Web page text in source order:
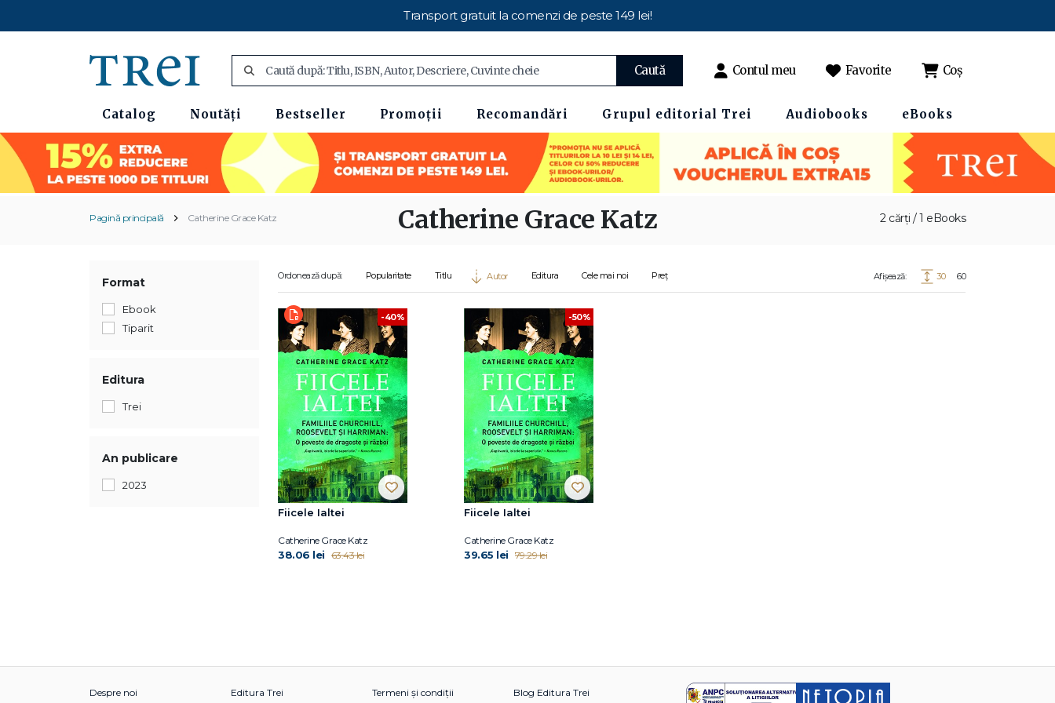
Transport gratuit la comenzi de peste 149 lei!
Caută Contul meu Favorite Coș
Catalog Noutăți Bestseller Promoții Recomandări Grupul editorial Trei Audiobooks eBooks
Pagină principală Catherine Grace Katz 2 cărți / 1 eBooks
Catherine Grace Katz
Format
Ebook
Tiparit
Editura
Trei
An publicare
2023
Ordonează după: Popularitate Titlu Autor Editura Cele mai noi Preț Afișează: 30 60
-40%
Fiicele Ialtei
Catherine Grace Katz
38.06 lei 63.43 lei
-50%
Fiicele Ialtei
Catherine Grace Katz
39.65 lei 79.29 lei
Despre noi Editura Trei Termeni și condiții Blog Editura Trei